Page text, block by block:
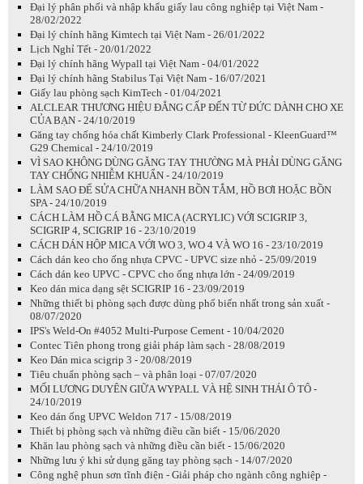
Đại lý phân phối và nhập khẩu giấy lau công nghiệp tại Việt Nam -
28/02/2022
Đại lý chính hãng Kimtech tại Việt Nam - 26/01/2022
Lịch Nghỉ Tết - 20/01/2022
Đại lý chính hãng Wypall tại Việt Nam - 04/01/2022
Đại lý chính hãng Stabilus Tại Việt Nam - 16/07/2021
Giấy lau phòng sạch KimTech - 01/04/2021
ALCLEAR THƯƠNG HIỆU ĐẲNG CẤP ĐẾN TỪ ĐỨC DÀNH CHO XE
CỦA BẠN - 24/10/2019
Găng tay chống hóa chất Kimberly Clark Professional - KleenGuard™
G29 Chemical - 24/10/2019
VÌ SAO KHÔNG DÙNG GĂNG TAY THƯỜNG MÀ PHẢI DÙNG GĂNG
TAY CHỐNG NHIỄM KHUẨN - 24/10/2019
LÀM SAO ĐỂ SỬA CHỮA NHANH BỒN TẮM, HỒ BƠI HOẶC BỒN
SPA - 24/10/2019
CÁCH LÀM HỒ CÁ BẰNG MICA (ACRYLIC) VỚI SCIGRIP 3,
SCIGRIP 4, SCIGRIP 16 - 23/10/2019
CÁCH DÁN HỘP MICA VỚI WO 3, WO 4 VÀ WO 16 - 23/10/2019
Cách dán keo cho ống nhựa CPVC - UPVC size nhỏ - 25/09/2019
Cách dán keo UPVC - CPVC cho ống nhựa lớn - 24/09/2019
Keo dán mica dạng sệt SCIGRIP 16 - 23/09/2019
Những thiết bị phòng sạch được dùng phổ biến nhất trong sản xuất -
08/07/2020
IPS's Weld-On #4052 Multi-Purpose Cement - 10/04/2020
Contec Tiên phong trong giải pháp làm sạch - 28/08/2019
Keo Dán mica scigrip 3 - 20/08/2019
Tiêu chuẩn phòng sạch – và phân loại - 07/07/2020
MỐI LƯƠNG DUYÊN GIỮA WYPALL VÀ HỆ SINH THÁI Ô TÔ -
24/10/2019
Keo dán ống UPVC Weldon 717 - 15/08/2019
Thiết bị phòng sạch và những điều cần biết - 15/06/2020
Khăn lau phòng sạch và những điều cần biết - 15/06/2020
Những lưu ý khi sử dụng găng tay phòng sạch - 14/07/2020
Công nghệ phun sơn tĩnh điện - Giải pháp cho ngành công nghiệp -